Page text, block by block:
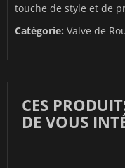
touche de style et de
Catégorie: Valve de
CES
DE VOUS